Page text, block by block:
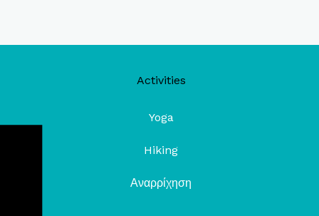
Activities
Yoga
Hiking
Αναρρίχηση